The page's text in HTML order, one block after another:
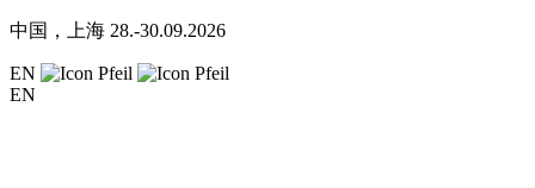
中国，上海 28.-30.09.2026
EN
EN